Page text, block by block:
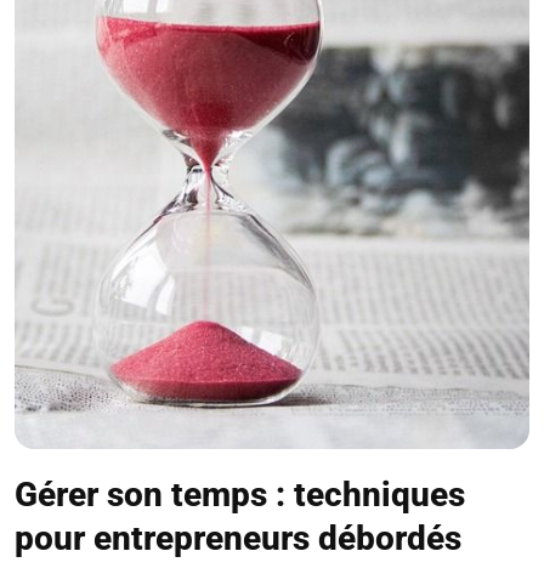
Gérer son temps : techniques
pour entrepreneurs débordés